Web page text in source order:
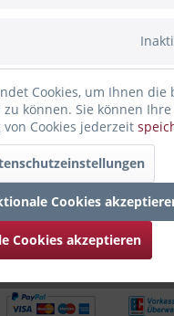
und
Hersteller sind verfübar......
Cookies, um Ihnen die
können. Sie können
Cookies jederzeit
Cookies
Cookies akzeptieren